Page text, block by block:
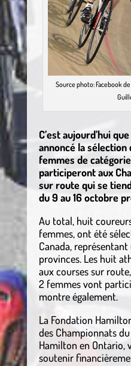
Source photo: Facebook
C’est aujourd’hui
annoncé la sélection
femmes de
participeront aux
sur route qui se
du 9 au 16 octobre
Au total, huit
femmes, ont été
Canada,
provinces. Les huit
aux courses sur
2 femmes vont
montre également.
La Fondation
des Championnats
Hamilton en Ontario,
soutenir